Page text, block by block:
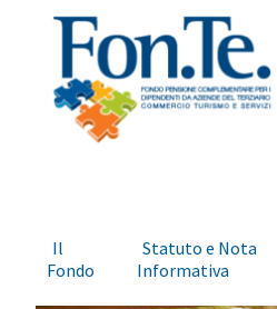
Il
Fondo
Statuto e Nota
Informativa